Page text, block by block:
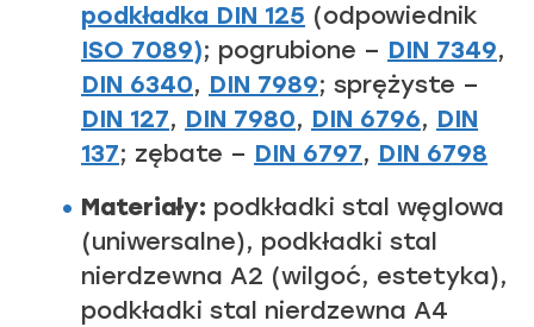
podkładka DIN 125 (odpowiednik
ISO 7089); pogrubione – DIN 7349,
DIN 6340, DIN 7989; sprężyste –
DIN 127, DIN 7980, DIN 6796, DIN
137; zębate – DIN 6797, DIN 6798
Materiały: podkładki stal węglowa
(uniwersalne), podkładki stal
nierdzewna A2 (wilgoć, estetyka),
podkładki stal nierdzewna A4